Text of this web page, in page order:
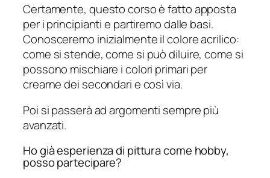
Certamente, questo corso è fatto apposta
per i principianti e partiremo dalle basi.
Conosceremo inizialmente il colore acrilico:
come si stende, come si può diluire, come si
possono mischiare i colori primari per
crearne dei secondari e così via.
Poi si passerà ad argomenti sempre più
avanzati.
Ho già esperienza di pittura come hobby,
posso partecipare?